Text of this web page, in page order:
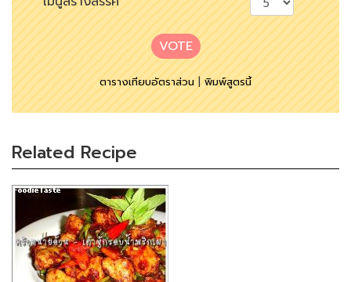
VOTE
ตารางเทียบอัตราส่วน|พิมพ์สูตรนี้
Related Recipe